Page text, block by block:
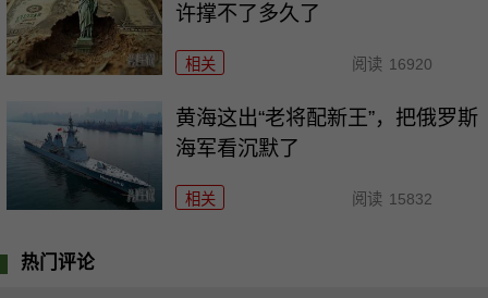
许撑不了多久了
相关 阅读 16920
黄海这出“老将配新王”，把俄罗斯
海军看沉默了
相关 阅读 15832
热门评论